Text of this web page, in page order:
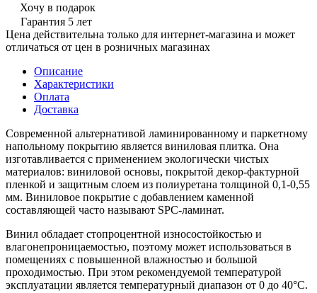
Хочу в подарок
Гарантия 5 лет
Цена действительна только для интернет-магазина и может
отличаться от цен в розничных магазинах
Описание
Характеристики
Оплата
Доставка
Современной альтернативой ламинированному и паркетному
напольному покрытию является виниловая плитка. Она
изготавливается с применением экологически чистых
материалов: виниловой основы, покрытой декор-фактурной
пленкой и защитным слоем из полиуретана толщиной 0,1-0,55
мм. Виниловое покрытие с добавлением каменной
составляющей часто называют SPC-ламинат.
Винил обладает стопроцентной износостойкостью и
влагонепроницаемостью, поэтому может использоваться в
помещениях с повышенной влажностью и большой
проходимостью. При этом рекомендуемой температурой
эксплуатации является температурный диапазон от 0 до 40°С.